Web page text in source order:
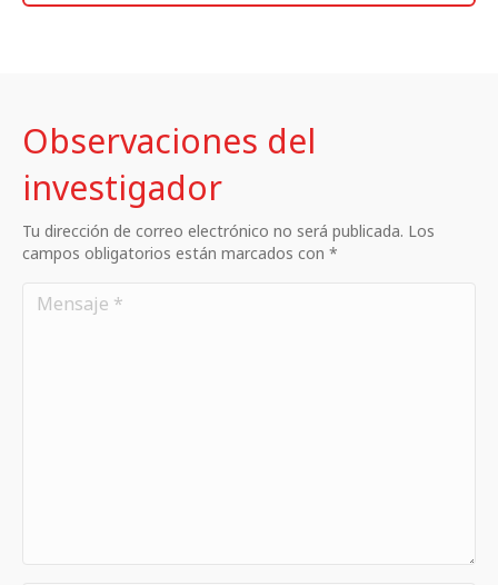
Observaciones del
investigador
Tu dirección de correo electrónico no será publicada. Los
campos obligatorios están marcados con *